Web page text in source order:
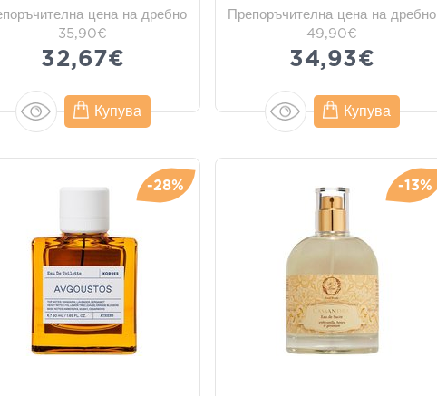
цена на дребно
35,90€
32,67€
Купува
Препоръчителна цена на дребно
49,90€
34,93€
Купува
-28% -13%